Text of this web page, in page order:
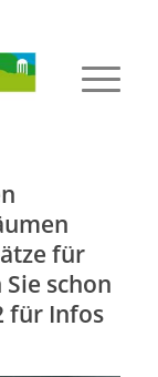
für
schon
für Infos